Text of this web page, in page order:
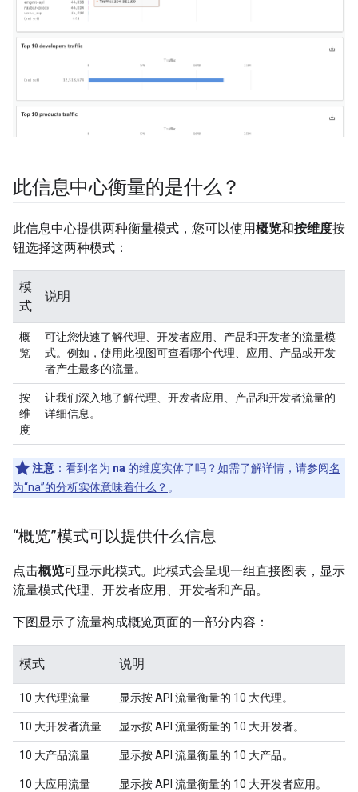
此信息中心衡量的是什么？
此信息中心提供两种衡量模式，您可以使用概览和按维度按
钮选择这两种模式：
模
式
说明
概
览
可让您快速了解代理、开发者应用、产品和开发者的流量模
式。例如，使用此视图可查看哪个代理、应用、产品或开发
者产生最多的流量。
按
维
度
让我们深入地了解代理、开发者应用、产品和开发者流量的
详细信息。
注意 ：看到名为 na 的维度实体了吗？如需了解详情，请参阅名
为“na”的分析实体意味着什么？ 。
“概览”模式可以提供什么信息
点击概览可显示此模式。此模式会呈现一组直接图表，显示
流量模式代理、开发者应用、开发者和产品。
下图显示了流量构成概览页面的一部分内容：
模式 说明
10 大代理流量 显示按 API 流量衡量的 10 大代理。
10 大开发者流量 显示按 API 流量衡量的 10 大开发者。
10 大产品流量 显示按 API 流量衡量的 10 大产品。
10 大应用流量 显示按 API 流量衡量的 10 大开发者应用。